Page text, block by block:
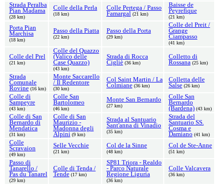
Strada Peralba
Pian Madama
(28 km)
Colle della Perla
(18 km)
Colle Pertega / Passo
Famargal (21 km)
Baisse de
Peyrefique
(21 km)
Porta Pian
Marchisa
(18 km)
Passo della Piatta
(22 km)
Passo della Porta
(29 km)
Colle del Preit /
Grange
Ciampasso
(41 km)
Colle del Prel
(21 km)
Colle del Quazzo
(Valico delle
Case Quazzo)
(43 km)
Strada di Rocca
Cigliè (36 km)
Colletto di
Rossana (25 km)
Strada
Comunale
Rovine (16 km)
Monte Saccarello
/ Il Redentore
(30 km)
Col Saint Martin / La
Colmiane (36 km)
Colletta delle
Salse (26 km)
Colle di
Sampeyre
(43 km)
Colle San
Bartolomeo
(46 km)
Monte San Bernardo
(27 km)
Colle San
Bernardo
(Bardena) (43 km)
Colle di San
Bernardo di
Mendatica
(31 km)
Colle di San
Maurizio -
Madonna degli
Alpini (9 km)
Strada al Santuario
Sant'anna di Vinadio
(35 km)
Strada del
Santuario SS.
Cosma e
Damiano (41 km)
Colle
Scravaion
(49 km)
Selle Vecchie
(21 km)
Col de la Sinne
(48 km)
Col de Ste-Anne
(51 km)
Passo di
Tanarello /
Pas du Tanarel
(29 km)
Colle di Tenda /
Tende (17 km)
SP81 Triora - Realdo
- Parco Naturale
Regione Liguria
(36 km)
Colle Valcavera
(36 km)